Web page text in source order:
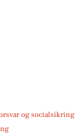
og socialsikring